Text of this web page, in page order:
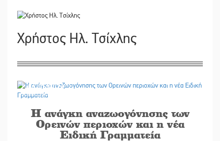
Χρήστος Ηλ. Τσίχλης
06/05/2026
Η ανάγκη αναζωογόνησης των
Ορεινών περιοχών και η νέα
Ειδική Γραμματεία